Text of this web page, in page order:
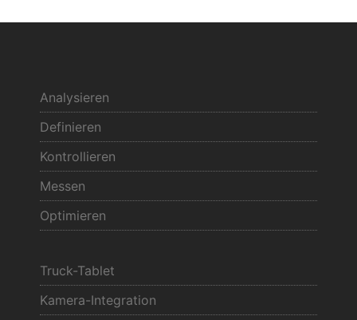
Analysieren
Definieren
Kontrollieren
Messen
Optimieren
Truck-Tablet
Kamera-Integration